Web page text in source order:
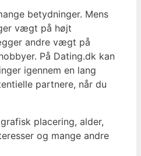
betydninger. Mens
vægt på højt
andre vægt på
På Dating.dk kan
igennem en lang
partnere, når du
placering, alder,
og mange andre